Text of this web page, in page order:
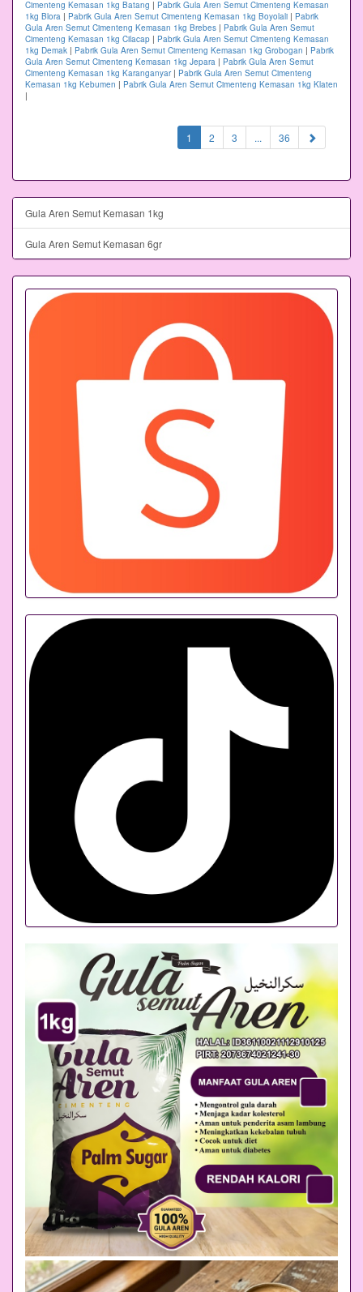
Cimenteng Kemasan 1kg Batang | Pabrik Gula Aren Semut Cimenteng Kemasan
1kg Blora | Pabrik Gula Aren Semut Cimenteng Kemasan 1kg Boyolali | Pabrik
Gula Aren Semut Cimenteng Kemasan 1kg Brebes | Pabrik Gula Aren Semut
Cimenteng Kemasan 1kg Cilacap | Pabrik Gula Aren Semut Cimenteng Kemasan
1kg Demak | Pabrik Gula Aren Semut Cimenteng Kemasan 1kg Grobogan | Pabrik
Gula Aren Semut Cimenteng Kemasan 1kg Jepara | Pabrik Gula Aren Semut
Cimenteng Kemasan 1kg Karanganyar| Pabrik Gula Aren Semut Cimenteng
Kemasan 1kg Kebumen | Pabrik Gula Aren Semut Cimenteng Kemasan 1kg Klaten
|
1 (current)
2 3 ... 36
Gula Aren Semut Kemasan 1kg
Gula Aren Semut Kemasan 6gr